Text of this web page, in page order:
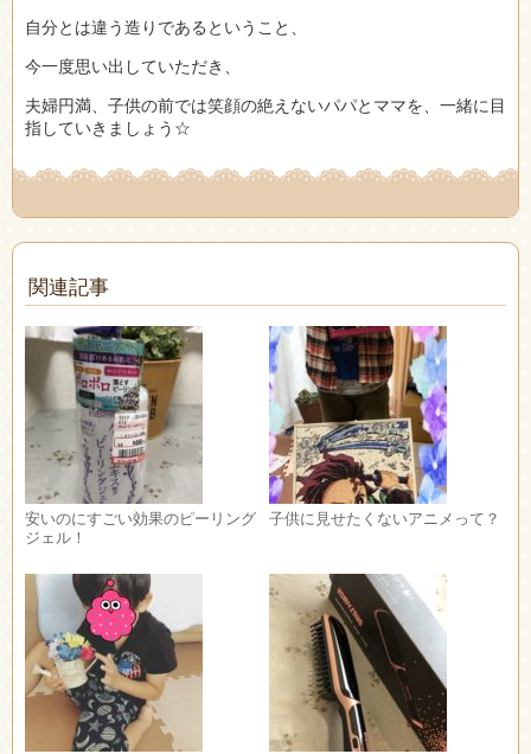
自分とは違う造りであるということ、
今一度思い出していただき、
夫婦円満、子供の前では笑顔の絶えないパパとママを、一緒に目
指していきましょう☆
関連記事
安いのにすごい効果のピーリング
ジェル！
子供に見せたくないアニメって？